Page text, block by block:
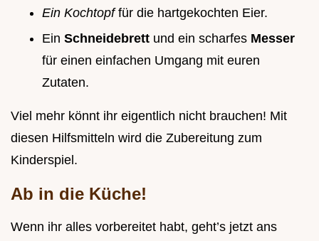
Ein Kochtopffür die hartgekochten Eier.
Ein Schneidebrett und ein scharfes Messer
für einen einfachen Umgang mit euren
Zutaten.
Viel mehr könnt ihr eigentlich nicht brauchen! Mit
diesen Hilfsmitteln wird die Zubereitung zum
Kinderspiel.
Ab in die Küche!
Wenn ihr alles vorbereitet habt, geht’s jetzt ans